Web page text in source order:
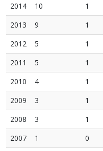
2014
10 1
2013
9 1
2012
5 1
2011
5 1
2010
4 1
2009
3 1
2008
3 1
2007
1 0